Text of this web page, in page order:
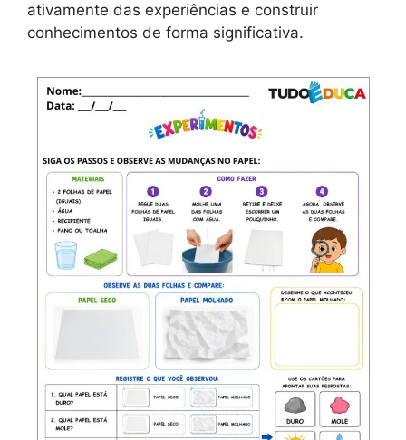
ativamente das experiências e construir
conhecimentos de forma significativa.